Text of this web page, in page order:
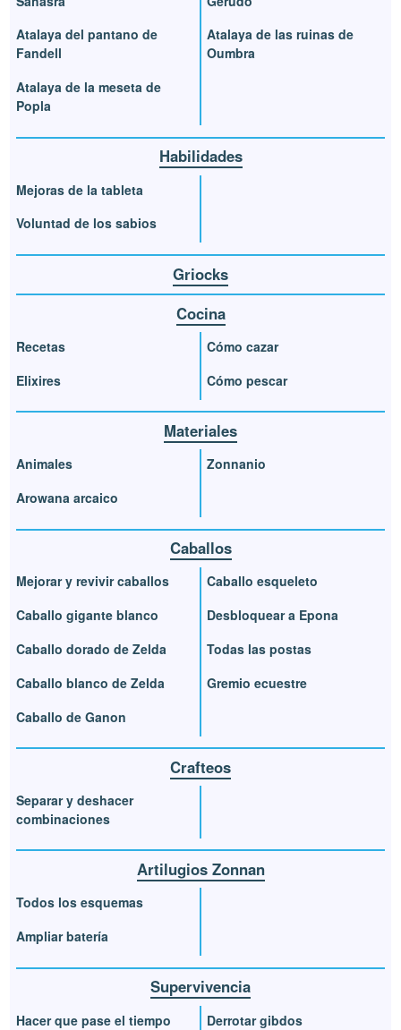
Atalaya del pantano de
Fandell
Atalaya de la meseta de
Popla
Atalaya de las ruinas de
Oumbra
Habilidades
Mejoras de la tableta
Voluntad de los sabios
Griocks
Cocina
Recetas
Elixires
Cómo cazar
Cómo pescar
Materiales
Animales
Arowana arcaico
Zonnanio
Caballos
Mejorar y revivir caballos
Caballo gigante blanco
Caballo dorado de Zelda
Caballo blanco de Zelda
Caballo de Ganon
Caballo esqueleto
Desbloquear a Epona
Todas las postas
Gremio ecuestre
Crafteos
Separar y deshacer
combinaciones
Artilugios Zonnan
Todos los esquemas
Ampliar batería
Supervivencia
Hacer que pase el tiempo
Derrotar gibdos